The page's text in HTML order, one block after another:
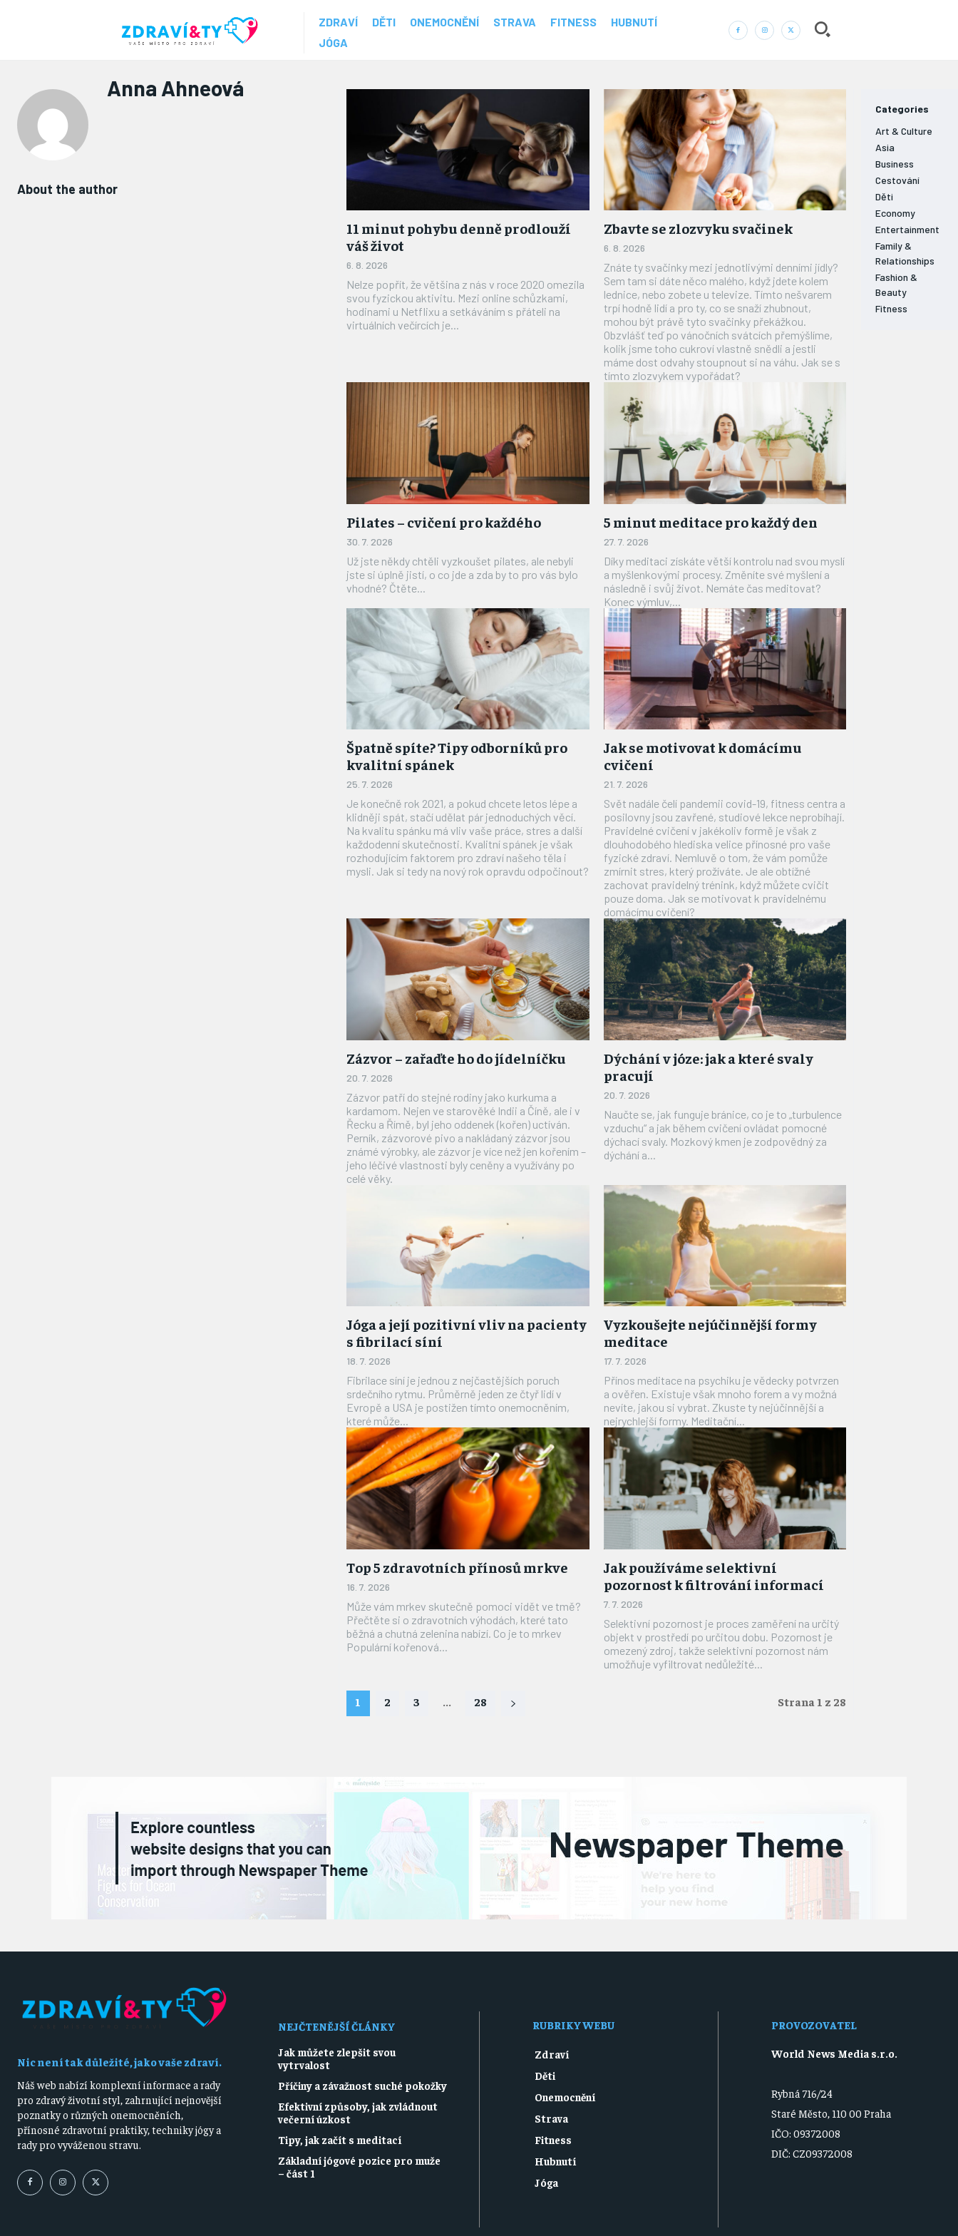
Nic není tak důležité, jako vaše zdraví.
Náš web nabízí komplexní informace a rady pro
zdravý životní styl, zahrnující nejnovější poznatky o
různých onemocněních, přínosné zdravotní praktiky,
techniky jógy a rady pro vyváženou stravu.
ZDRAVÍ
DĚTI
ONEMOCNĚNÍ
STRAVA
HUBNUTÍ
JÓGA
ZDRAVÍ DĚTI ONEMOCNĚNÍ STRAVA FITNESS
HUBNUTÍ
JÓGA
Anna Ahneová
About the author
11 minut pohybu denně prodlouží
váš život
6. 8. 2026
Nelze popřít, že většina z nás v roce 2020 omezila
svou fyzickou aktivitu. Mezi online schůzkami,
hodinami u Netflixu a setkáváním s přáteli na
virtuálních večírcích je...
Zbavte se zlozvyku svačinek
6. 8. 2026
Znáte ty svačinky mezi jednotlivými denními jídly?
Sem tam si dáte něco malého, když jdete kolem
lednice, nebo zobete u televize. Tímto nešvarem
trpí hodně lidí a pro ty, co se snaží zhubnout,
mohou být právě tyto svačinky překážkou.
Obzvlášť teď po vánočních svátcích přemýšlíme,
kolik jsme toho cukroví vlastně snědli a jestli
máme dost odvahy stoupnout si na váhu. Jak se s
tímto zlozvykem vypořádat?
Pilates – cvičení pro každého
30. 7. 2026
Už jste někdy chtěli vyzkoušet pilates, ale nebyli
jste si úplně jistí, o co jde a zda by to pro vás bylo
vhodné? Čtěte...
5 minut meditace pro každý den
27. 7. 2026
Díky meditaci získáte větší kontrolu nad svou myslí
a myšlenkovými procesy. Změníte své myšlení a
následně i svůj život. Nemáte čas meditovat?
Konec výmluv,...
Špatně spíte? Tipy odborníků pro
kvalitní spánek
25. 7. 2026
Je konečně rok 2021, a pokud chcete letos lépe a
klidněji spát, stačí udělat pár jednoduchých věcí.
Na kvalitu spánku má vliv vaše práce, stres a další
každodenní skutečnosti. Kvalitní spánek je však
rozhodujícím faktorem pro zdraví našeho těla i
mysli. Jak si tedy na nový rok opravdu odpočinout?
Jak se motivovat k domácímu
cvičení
21. 7. 2026
Svět nadále čelí pandemii covid-19, fitness centra a
posilovny jsou zavřené, studiové lekce neprobíhají.
Pravidelné cvičení v jakékoliv formě je však z
dlouhodobého hlediska velice přínosné pro vaše
fyzické zdraví. Nemluvě o tom, že vám pomůže
zmírnit stres, který prožíváte. Je ale obtížné
zachovat pravidelný trénink, když můžete cvičit
pouze doma. Jak se motivovat k pravidelnému
domácímu cvičení?
Zázvor – zařaďte ho do jídelníčku
20. 7. 2026
Zázvor patří do stejné rodiny jako kurkuma a
kardamom. Nejen ve starověké Indii a Číně, ale i v
Řecku a Římě, byl jeho oddenek (kořen) uctíván.
Perník, zázvorové pivo a nakládaný zázvor jsou
známé výrobky, ale zázvor je více než jen kořením –
jeho léčivé vlastnosti byly ceněny a využívány po
celé věky.
Dýchání v józe: jak a které svaly
pracují
20. 7. 2026
Naučte se, jak funguje bránice, co je to „turbulence
vzduchu“ a jak během cvičení ovládat pomocné
dýchací svaly. Mozkový kmen je zodpovědný za
dýchání a...
Jóga a její pozitivní vliv na pacienty
s fibrilací síní
18. 7. 2026
Fibrilace síní je jednou z nejčastějších poruch
srdečního rytmu. Průměrně jeden ze čtyř lidí v
Evropě a USA je postižen tímto onemocněním,
které může...
Vyzkoušejte nejúčinnější formy
meditace
17. 7. 2026
Přínos meditace na psychiku je vědecky potvrzen
a ověřen. Existuje však mnoho forem a vy možná
nevíte, jakou si vybrat. Zkuste ty nejúčinnější a
nejrychlejší formy. Meditační...
Top 5 zdravotních přínosů mrkve
16. 7. 2026
Může vám mrkev skutečně pomoci vidět ve tmě?
Přečtěte si o zdravotních výhodách, které tato
běžná a chutná zelenina nabízí. Co je to mrkev
Populární kořenová...
Jak používáme selektivní
pozornost k filtrování informací
7. 7. 2026
Selektivní pozornost je proces zaměření na určitý
objekt v prostředí po určitou dobu. Pozornost je
omezený zdroj, takže selektivní pozornost nám
umožňuje vyfiltrovat nedůležité...
1 2 3 28 Strana 1 z 28
Categories
Art & Culture
Asia
Business
Cestování
Děti
Economy
Entertainment
Family &
Relationships
Fashion &
Beauty
Fitness
Nic není tak důležité, jako vaše zdraví.
Náš web nabízí komplexní informace a rady
pro zdravý životní styl, zahrnující nejnovější
poznatky o různých onemocněních,
přínosné zdravotní praktiky, techniky jógy a
rady pro vyváženou stravu.
NEJČTENĚJŠÍ ČLÁNKY
Jak můžete zlepšit svou
vytrvalost
Příčiny a závažnost suché pokožky
Efektivní způsoby, jak zvládnout
večerní úzkost
Tipy, jak začít s meditací
Základní jógové pozice pro muže
– část 1
RUBRIKY WEBU
Zdraví
Děti
Onemocnění
Strava
Fitness
Hubnutí
Jóga
PROVOZOVATEL
World News Media s.r.o.
Rybná 716/24
Staré Město, 110 00 Praha
IČO: 09372008
DIČ: CZ09372008